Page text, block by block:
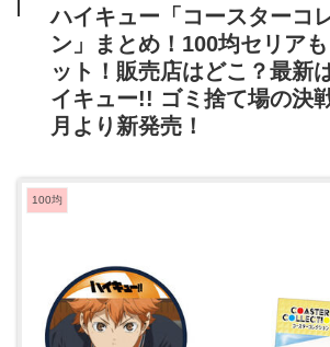
ハイキュー「コースターコ
ン」まとめ！100均セリア
ット！販売店はどこ？最新
イキュー!! ゴミ捨て場の決
月より新発売！
100均